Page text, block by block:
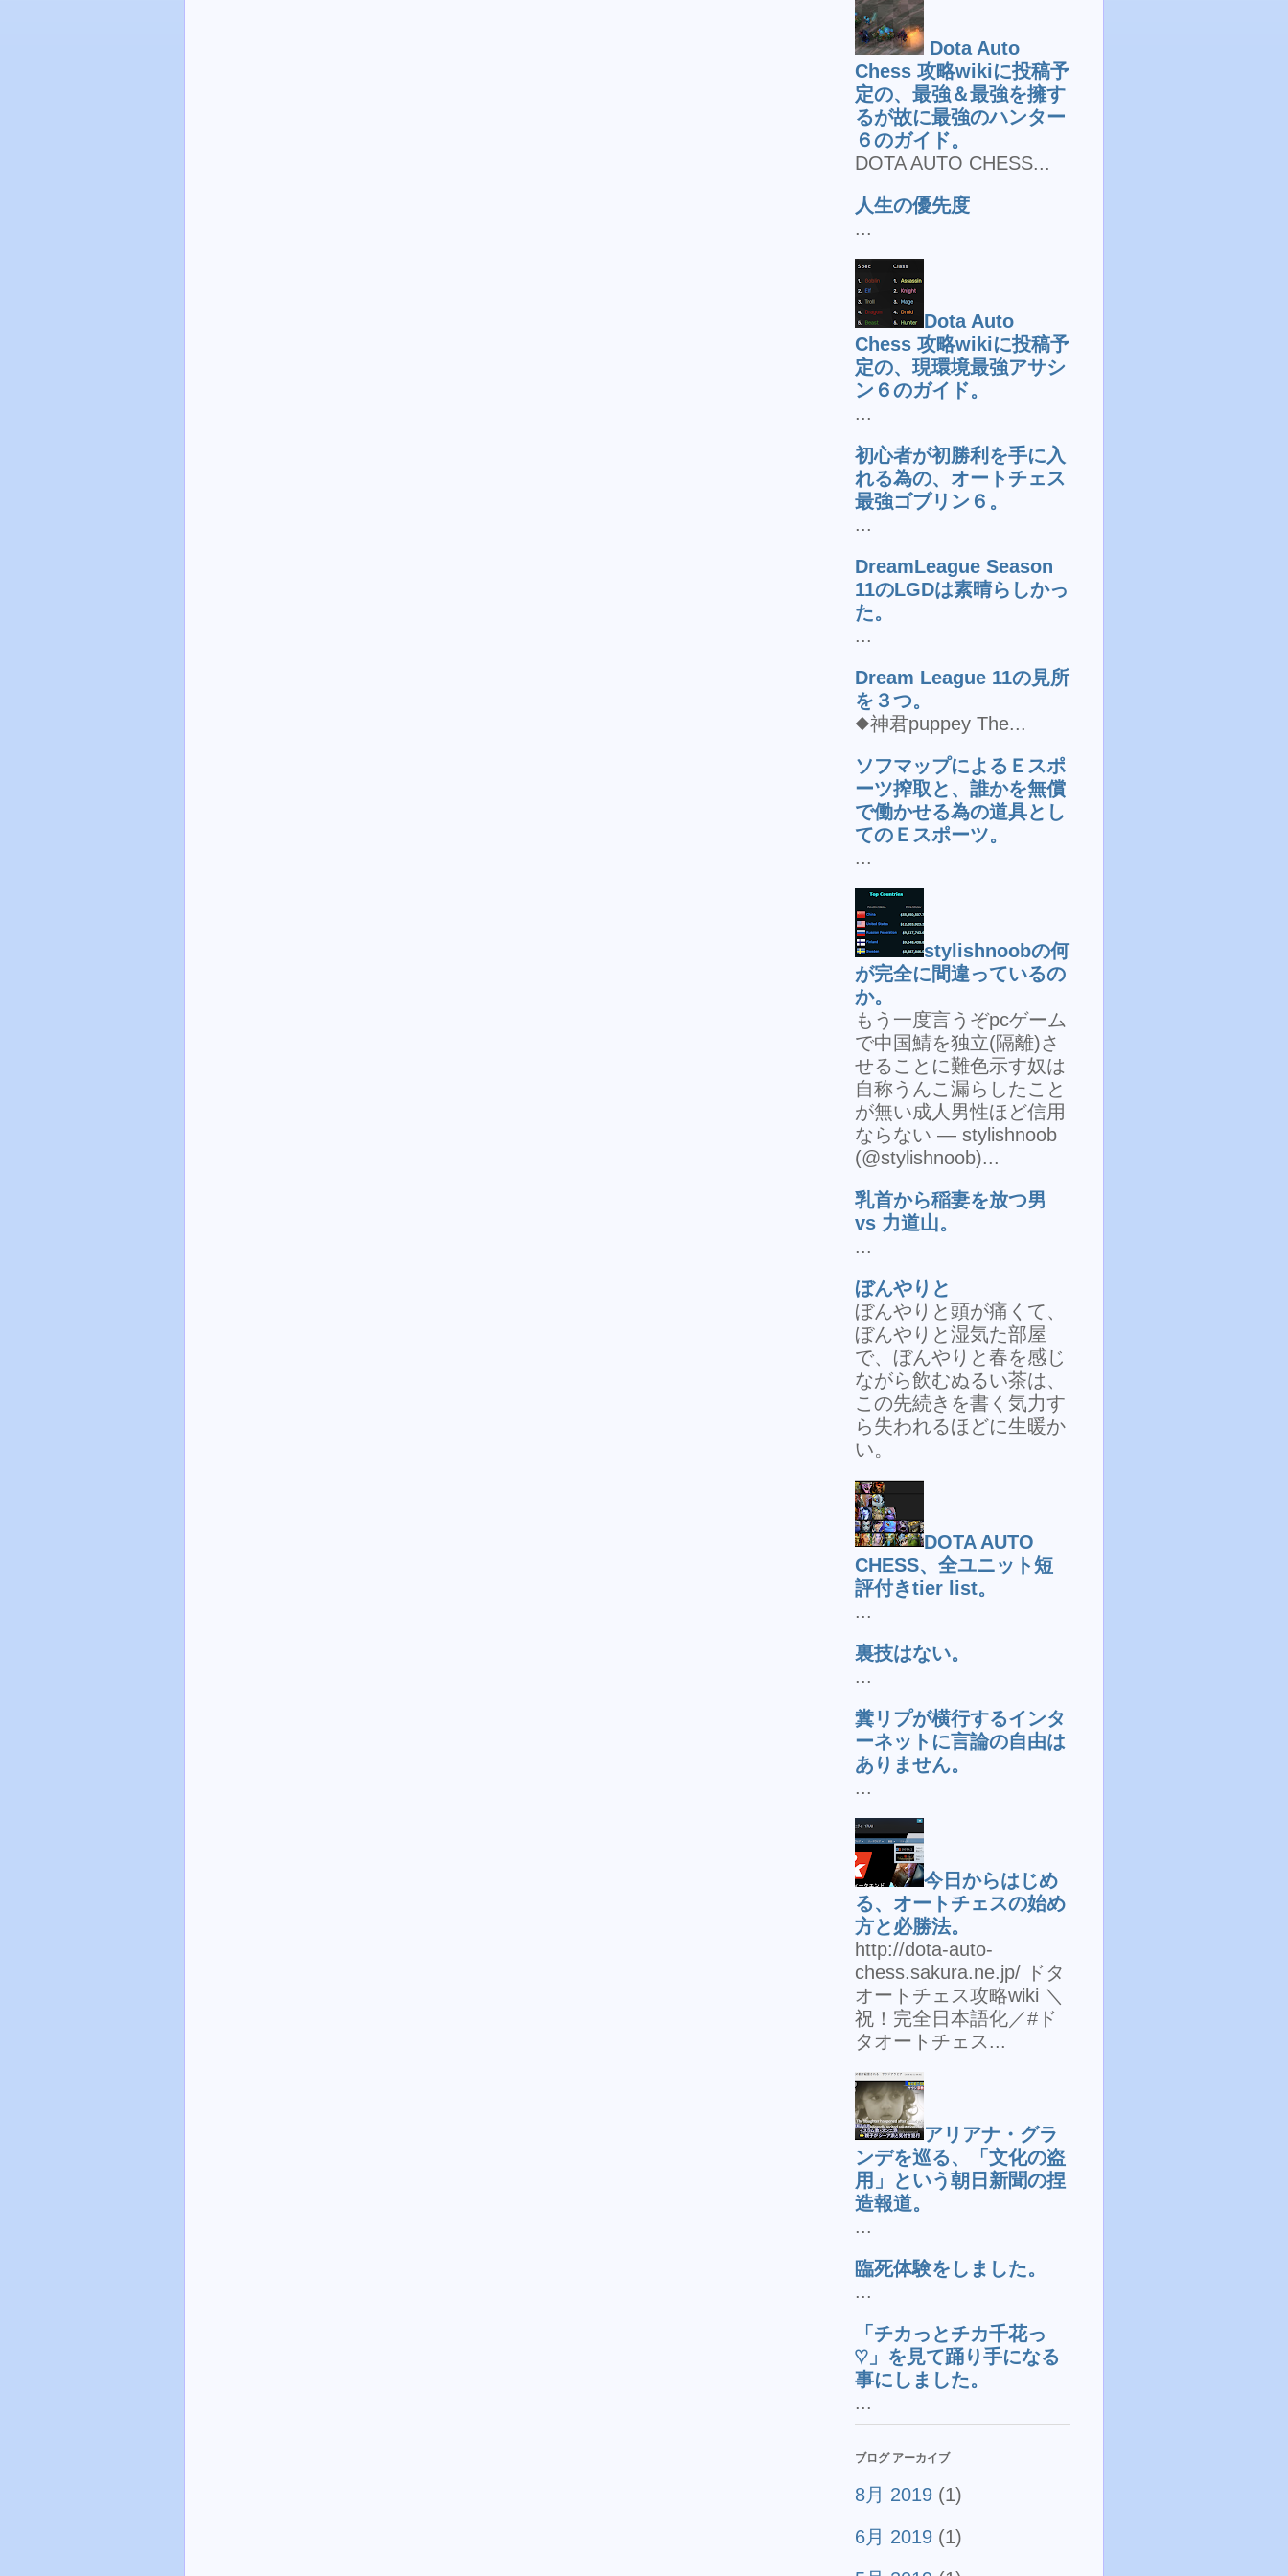
Dota Auto
Chess 攻略wikiに投稿予
定の、最強＆最強を擁す
るが故に最強のハンター
６のガイド。
DOTA AUTO CHESS...
人生の優先度
...
Dota Auto
Chess 攻略wikiに投稿予
定の、現環境最強アサシ
ン６のガイド。
...
初心者が初勝利を手に入
れる為の、オートチェス
最強ゴブリン６。
...
DreamLeague Season
11のLGDは素晴らしかっ
た。
...
Dream League 11の見所
を３つ。
◆神君puppey The...
ソフマップによるＥスポ
ーツ搾取と、誰かを無償
で働かせる為の道具とし
てのＥスポーツ。
...
stylishnoobの何
が完全に間違っているの
か。
もう一度言うぞpcゲーム
で中国鯖を独立(隔離)さ
せることに難色示す奴は
自称うんこ漏らしたこと
が無い成人男性ほど信用
ならない — stylishnoob
(@stylishnoob)...
乳首から稲妻を放つ男
vs 力道山。
...
ぼんやりと
ぼんやりと頭が痛くて、
ぼんやりと湿気た部屋
で、ぼんやりと春を感じ
ながら飲むぬるい茶は、
この先続きを書く気力す
ら失われるほどに生暖か
い。
DOTA AUTO
CHESS、全ユニット短
評付きtier list。
...
裏技はない。
...
糞リプが横行するインタ
ーネットに言論の自由は
ありません。
...
今日からはじめ
る、オートチェスの始め
方と必勝法。
http://dota-auto-
chess.sakura.ne.jp/ ドタ
オートチェス攻略wiki ＼
祝！完全日本語化／#ド
タオートチェス...
アリアナ・グラ
ンデを巡る、「文化の盗
用」という朝日新聞の捏
造報道。
...
臨死体験をしました。
...
「チカっとチカ千花っ
♡」を見て踊り手になる
事にしました。
...
ブログ アーカイブ
8月 2019 (1)
6月 2019 (1)